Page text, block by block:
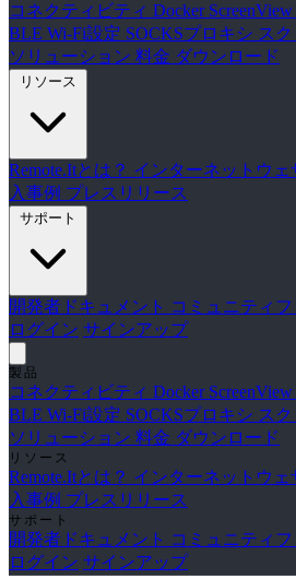
コネクティビティ Docker ScreenView
BLE Wi-Fi設定 SOCKSプロキシ ス
ソリューション 料金 ダウンロード
Remote.Itとは？ インターネットウェ
入事例 プレスリリース
開発者ドキュメント コミュニティ
ログイン サインアップ
製品
コネクティビティ Docker ScreenView
BLE Wi-Fi設定 SOCKSプロキシ ス
ソリューション 料金 ダウンロード
リソース
Remote.Itとは？ インターネットウェ
入事例 プレスリリース
サポート
開発者ドキュメント コミュニティ
ログイン サインアップ